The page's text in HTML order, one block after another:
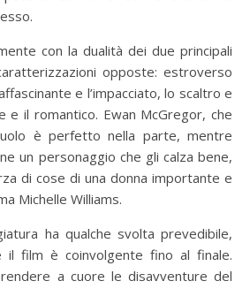
con la dualità dei due principali
opposte: estroverso
e l’impacciato, lo scaltro e
e il romantico. Ewan McGregor, che
è perfetto nella parte, mentre
un personaggio che gli calza bene,
di cose di una donna importante e
Michelle Williams.
ha qualche svolta prevedibile,
il film è coinvolgente fino al finale.
a cuore le disavventure del